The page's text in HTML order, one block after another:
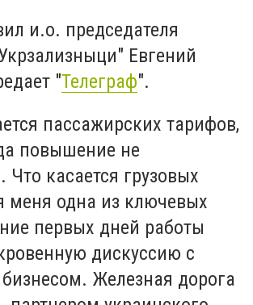
и.о. председателя
Евгений
"Телеграф".
пассажирских тарифов,
повышение не
Что касается грузовых
меня одна из ключевых
первых дней работы
дискуссию с
Железная дорога